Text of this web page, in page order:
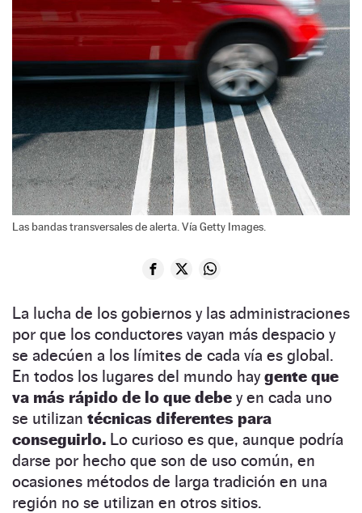
Las bandas transversales de alerta. Vía Getty Images.
La lucha de los gobiernos y las administraciones
por que los conductores vayan más despacio y
se adecúen a los límites de cada vía es global.
En todos los lugares del mundo haygente que
va más rápido de lo que debe y en cada uno
se utilizan técnicas diferentes para
conseguirlo. Lo curioso es que, aunque podría
darse por hecho que son de uso común, en
ocasiones métodos de larga tradición en una
región no se utilizan en otros sitios.